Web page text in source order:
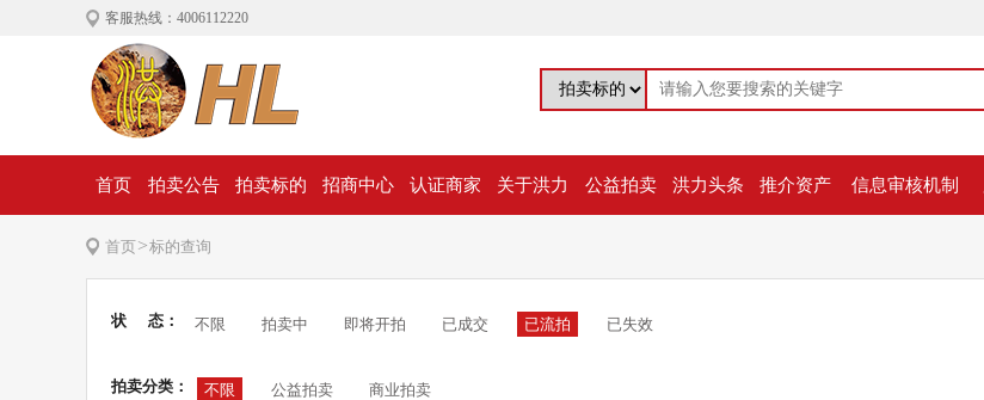
客服热线：4006112220
首页 拍卖公告 拍卖标的 招商中心 认证商家 关于洪力 公益拍卖 洪力头条 推介资产 信息审核机制
首页>标的查询
状 态： 不限 拍卖中 即将开拍 已成交 已流拍 已失效
拍卖分类： 不限 公益拍卖 商业拍卖